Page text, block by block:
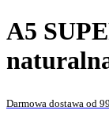
A5
Darmowa dostawa od